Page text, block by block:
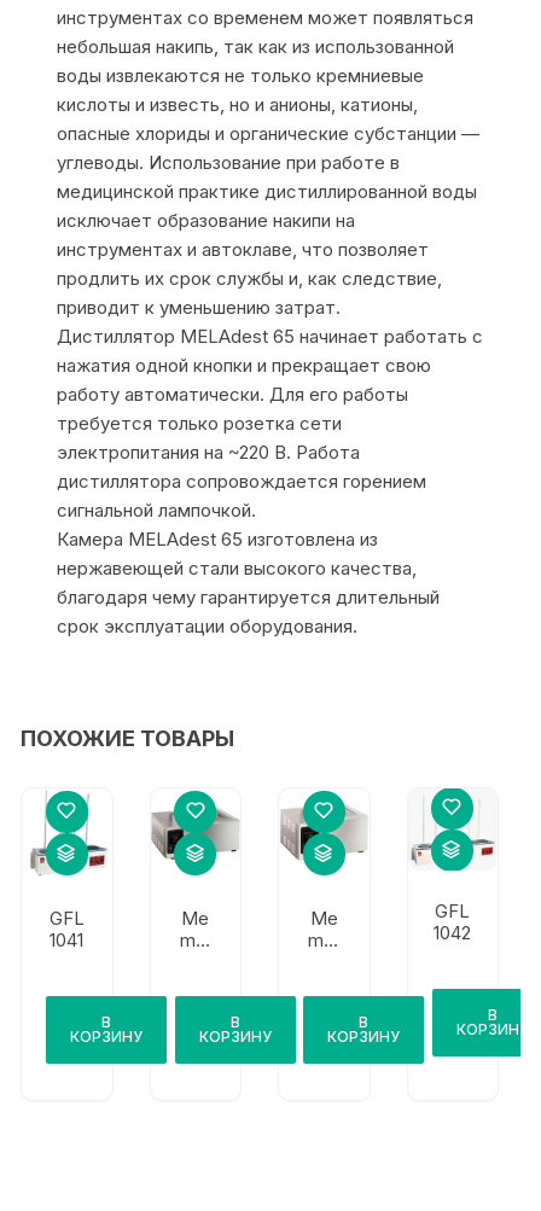
инструментах со временем может появляться
небольшая накипь, так как из использованной
воды извлекаются не только кремниевые
кислоты и известь, но и анионы, катионы,
опасные хлориды и органические субстанции —
углеводы. Использование при работе в
медицинской практике дистиллированной воды
исключает образование накипи на
инструментах и автоклаве, что позволяет
продлить их срок службы и, как следствие,
приводит к уменьшению затрат.
Дистиллятор MELAdest 65 начинает работать с
нажатия одной кнопки и прекращает свою
работу автоматически. Для его работы
требуется только розетка сети
электропитания на ~220 В. Работа
дистиллятора сопровождается горением
сигнальной лампочкой.
Камера MELAdest 65 изготовлена из
нержавеющей стали высокого качества,
благодаря чему гарантируется длительный
срок эксплуатации оборудования.
ПОХОЖИЕ ТОВАРЫ
GFL
1041
В
КОРЗИНУ
Me
mm
В
КОРЗИНУ
Me
mm
В
КОРЗИНУ
GFL
1042
В
КОРЗИНУ